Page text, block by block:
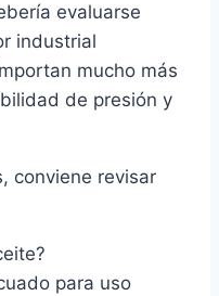
evaluarse
industrial
mucho más
de presión y
conviene revisar
para uso